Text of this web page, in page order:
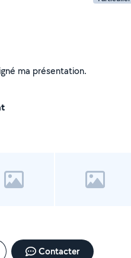
Je n'ai pas encore renseigné ma présentation.
Contacter